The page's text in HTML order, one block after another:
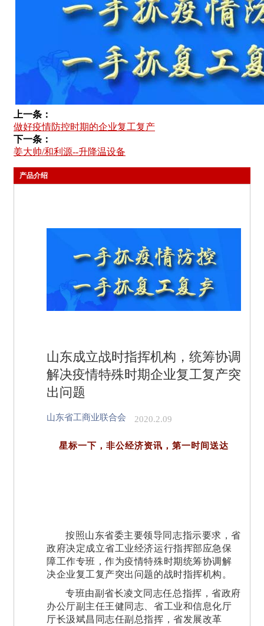
上一条：
做好疫情防控时期的企业复工复产
下一条：
姜大帅/和利源--升降温设备
产品介绍
山东成立战时指挥机构，统筹协调
解决疫情特殊时期企业复工复产突
出问题
山东省工商业联合会 2020.2.09
星标一下，非公经济资讯，第一时间送达
按照山东省委主要领导同志指示要求，省
政府决定成立省工业经济运行指挥部应急保
障工作专班，作为疫情特殊时期统筹协调解
决企业复工复产突出问题的战时指挥机构。
专班由副省长凌文同志任总指挥，省政府
办公厅副主任王健同志、省工业和信息化厅
厅长汲斌昌同志任副总指挥，省发展改革